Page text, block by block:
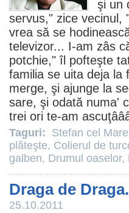
şi un
servus," zice vecinul,
vrea să se
televizor... I-am zâs
potchie," îl pofteşte
familia se uita deja la
merge, şi ajunge la
sare, şi odată numa'
trei ori te-am
Taguri: Stefan cel Mare
plăteşte, Colierul de
galben, Drumul oaselor,
Draga de
25.10.2011